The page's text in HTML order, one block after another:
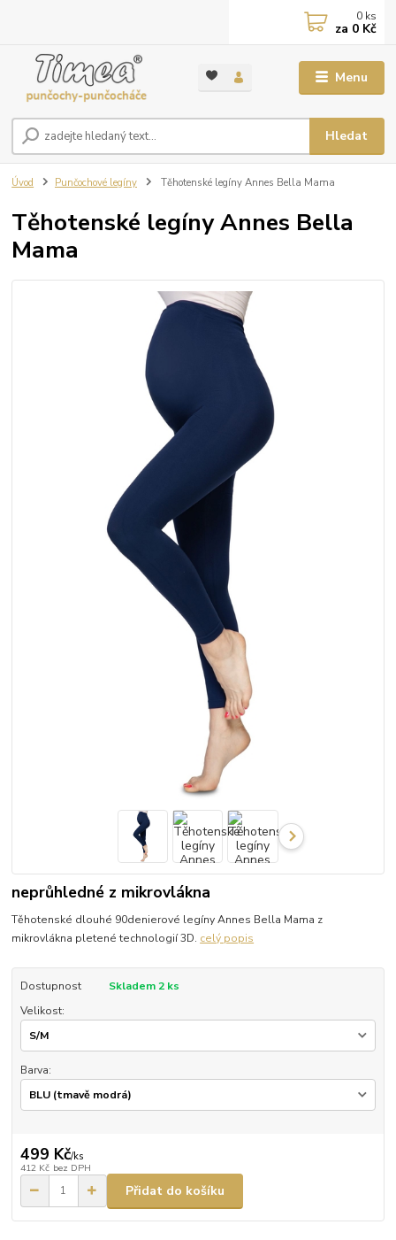
Menu
Hledat
0 ks
za 0 Kč
Úvod Punčochové legíny Těhotenské legíny Annes Bella Mama
Těhotenské legíny Annes Bella
Mama
neprůhledné z mikrovlákna
Těhotenské dlouhé 90denierové legíny Annes Bella Mama z
mikrovlákna pletené technologií 3D. celý popis
Dostupnost
Skladem 2 ks
Velikost:
Barva:
499 Kč/ks
412 Kč bez DPH
Přidat do košíku